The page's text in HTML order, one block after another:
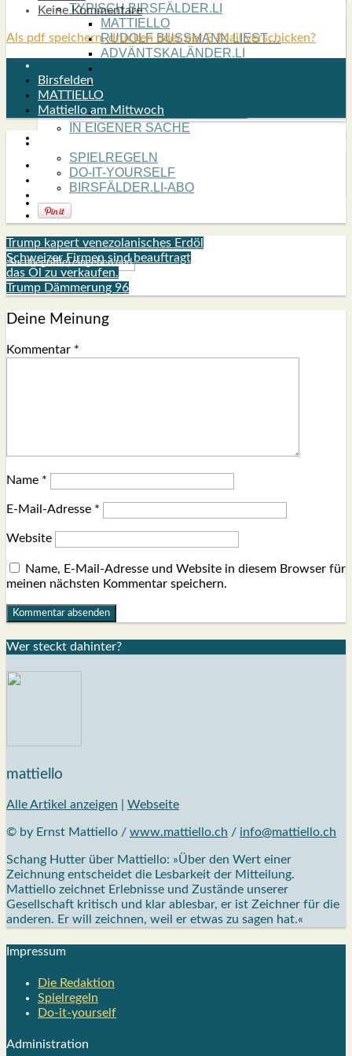
TYPISCH BIRSFÄLDER.LI
MATTIELLO
RUDOLF BUSS­MANN LIEST…
ADVÄNTSKALÄNDER.LI
RENÉ REGEN­ASS LIEST…
ECK­HARDS LYRIK­ECKE
IN EIGE­NER SACHE
SPIEL­RE­GELN
DO-IT-YOUR­S­ELF
BIRSFÄLDER.LI-ABO
SHOUT­BOX
Keine Kommentare
Als pdf speichern, drucken oder per E-Mail verschicken?
Birsfelden
MATTIELLO
Mattiello am Mittwoch
Trump kapert venezolanisches Erdöl
Schweizer Firmen sind beauftragt
das Öl zu verkaufen.
Trump Dämmerung 96
Deine Meinung
Kommentar *
Name *
E-Mail-Adresse *
Website
Name, E-Mail-Adresse und Website in diesem Browser für
meinen nächsten Kommentar speichern.
Wer steckt dahin­ter?
mattiello
Alle Artikel anzeigen Webseite
© by Ernst Mattiello / www.mattiello.ch / info@mattiello.ch
Schang Hutter über Mattiello: »Über den Wert einer
Zeichnung entscheidet die Lesbarkeit der Mitteilung.
Mattiello zeichnet Erlebnisse und Zustände unserer
Gesellschaft kritisch und klar ablesbar, er ist Zeichner für die
anderen. Er will zeichnen, weil er etwas zu sagen hat.«
Impres­sum
Die Redak­ti­on
Spiel­re­geln
Do-it-your­s­elf
Admi­nis­tra­ti­on